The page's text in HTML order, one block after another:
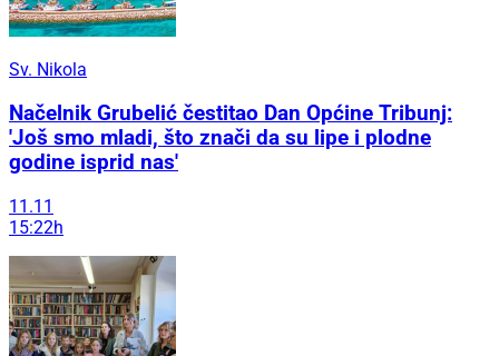
Sv. Nikola
Načelnik Grubelić čestitao Dan Općine Tribunj:
'Još smo mladi, što znači da su lipe i plodne
godine isprid nas'
11.11
15:22h